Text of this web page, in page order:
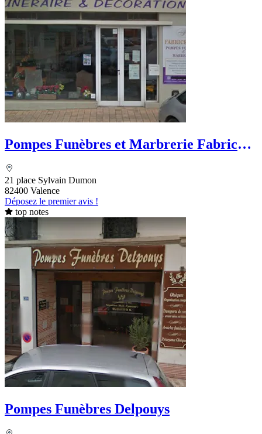
Pompes Funèbres et Marbrerie Fabrice
21 place Sylvain Dumon
82400 Valence
Déposez le premier avis !
top notes
Pompes Funèbres Delpouys